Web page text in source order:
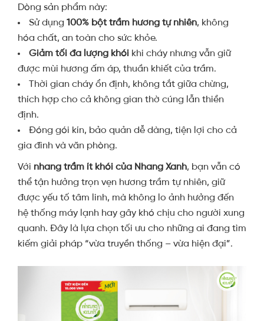
Dòng sản phẩm này:
Sử dụng 100% bột trầm hương tự nhiên, không
hóa chất, an toàn cho sức khỏe.
Giảm tối đa lượng khói khi cháy nhưng vẫn giữ
được mùi hương ấm áp, thuần khiết của trầm.
Thời gian cháy ổn định, không tắt giữa chừng,
thích hợp cho cả không gian thờ cúng lẫn thiền
định.
Đóng gói kín, bảo quản dễ dàng, tiện lợi cho cả
gia đình và văn phòng.
Với nhang trầm ít khói của Nhang Xanh, bạn vẫn có
thể tận hưởng trọn vẹn hương trầm tự nhiên, giữ
được yếu tố tâm linh, mà không lo ảnh hưởng đến
hệ thống máy lạnh hay gây khó chịu cho người xung
quanh. Đây là lựa chọn tối ưu cho những ai đang tìm
kiếm giải pháp “vừa truyền thống – vừa hiện đại”.